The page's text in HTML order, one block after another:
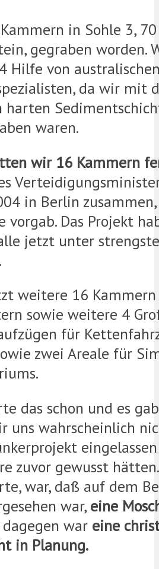
in Sohle 3,
gegraben worden.
Hilfe von
da wir mit
harten
waren.
wir 16 Kammern
in Berlin
vorgab. Das Projekt
jetzt unter strengste
weitere 16
sowie weitere 4
für
zwei Areale für
das schon und es
uns wahrscheinlich
zuvor gewusst
war, daß auf dem
war, eine
dagegen war eine
in Planung.